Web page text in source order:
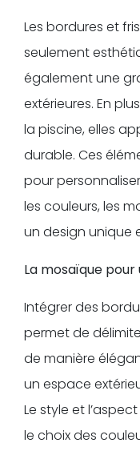
Les bordures et
seulement
également une
extérieures. En
la piscine, elles
durable. Ces
pour
les couleurs, les
un design unique
La mosaïque
Intégrer des
permet de
de manière
un espace
Le style et
le choix des